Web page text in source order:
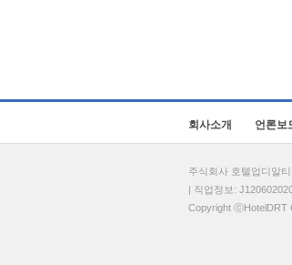
회사소개 언론보
주식회사 호텔업디알
| 직업정보:
Copyright ⓒHotelDRT